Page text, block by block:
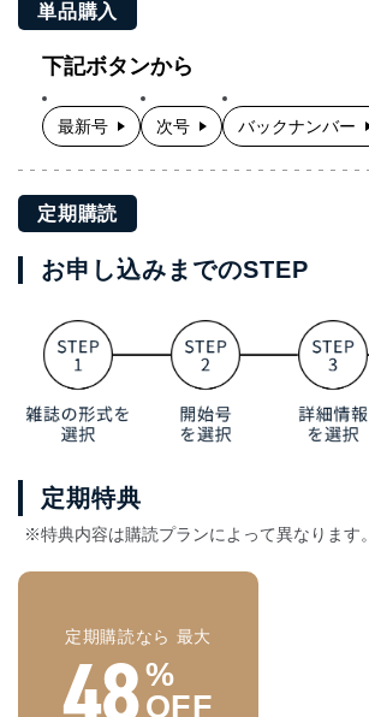
単品購入
下記ボタンから
最新号 次号 バックナンバー
定期購読
お申し込みまでのSTEP
定期特典
※特典内容は購読プランによって異なります。
定期購読なら 最大
48%
OFF